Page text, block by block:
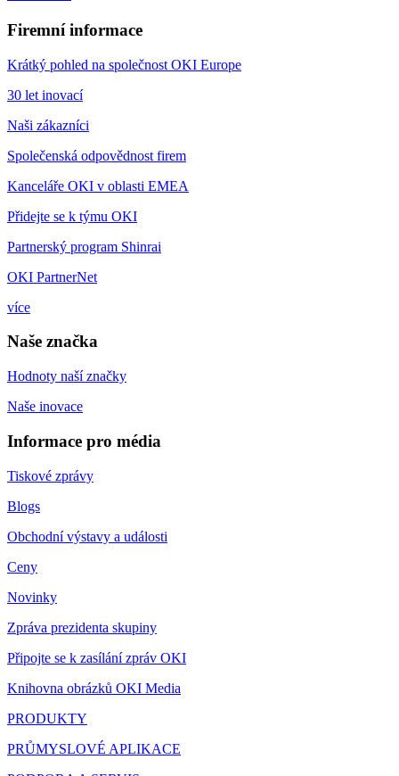
Firemní informace
Krátký pohled na společnost OKI Europe
30 let inovací
Naši zákazníci
Společenská odpovědnost firem
Kanceláře OKI v oblasti EMEA
Přidejte se k týmu OKI
Partnerský program Shinrai
OKI PartnerNet
více
Naše značka
Hodnoty naší značky
Naše inovace
Informace pro média
Tiskové zprávy
Blogs
Obchodní výstavy a události
Ceny
Novinky
Zpráva prezidenta skupiny
Připojte se k zasílání zpráv OKI
Knihovna obrázků OKI Media
PRODUKTY
PRŮMYSLOVÉ APLIKACE